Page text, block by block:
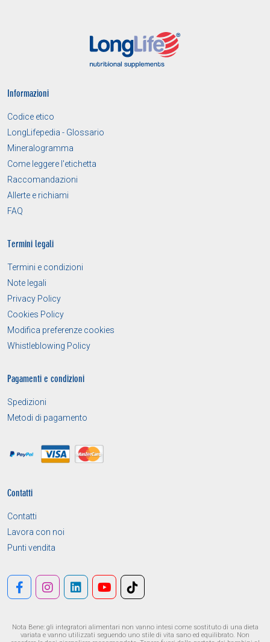
Informazioni
Codice etico
LongLifepedia - Glossario
Mineralogramma
Come leggere l'etichetta
Raccomandazioni
Allerte e richiami
FAQ
Termini legali
Termini e condizioni
Note legali
Privacy Policy
Cookies Policy
Modifica preferenze cookies
Whistleblowing Policy
Pagamenti e condizioni
Spedizioni
Metodi di pagamento
Contatti
Contatti
Lavora con noi
Punti vendita
Nota Bene: gli integratori alimentari non vanno intesi come sostituto di una dieta
variata e vanno utilizzati seguendo uno stile di vita sano ed equilibrato. Non